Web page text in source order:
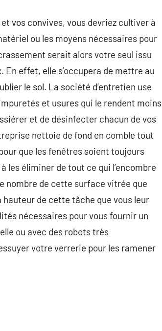
vos convives, vous devriez cultiver à
ou les moyens nécessaires pour
serait alors votre seul issu
effet, elle s’occupera de mettre au
le sol. La société d’entretien use
et usures qui le rendent moins
et de désinfecter chacun de vos
nettoie de fond en comble tout
que les fenêtres soient toujours
éliminer de tout ce qui l’encombre
nombre de cette surface vitrée que
de cette tâche que vous leur
nécessaires pour vous fournir un
ou avec des robots très
votre verrerie pour les ramener